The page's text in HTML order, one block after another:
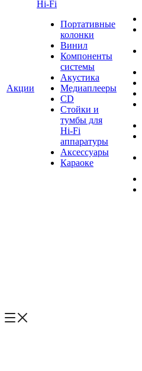
Акции
Hi-Fi
Портативные
колонки
Винил
Компоненты
системы
Акустика
Медиаплееры
CD
Стойки и
тумбы для
Hi-Fi
аппаратуры
Аксессуары
Караоке